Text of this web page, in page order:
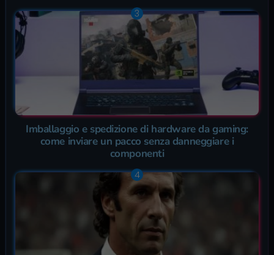
Imballaggio e spedizione di hardware da gaming:
come inviare un pacco senza danneggiare i
componenti